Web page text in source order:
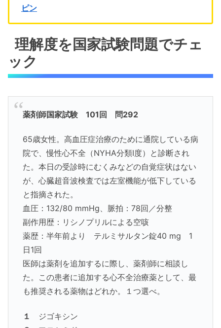
ピン
理解度を国家試験問題でチェ
ック
薬剤師国家試験 101回 問292
65歳女性。高血圧症治療のために通院している病
院で、慢性心不全（NYHA分類Ⅰ度）と診断され
た。本日の受診時にむくみなどの自覚症状はない
が、心臓超音波検査では左室機能が低下している
と指摘された。
血圧：132/80 mmHg、脈拍：78回／分整
副作用歴：リシノプリルによる空咳
薬歴：半年前より テルミサルタン錠40 mg 1
日1回
医師は薬剤を追加するに際し、薬剤師に相談し
た。この患者に追加する心不全治療薬として、最
も推奨される薬物はどれか。１つ選べ。
１
ジゴキシン